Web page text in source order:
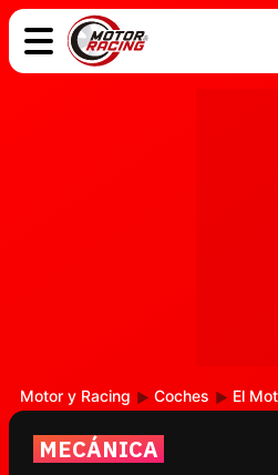
Motor y Racing Coches El
MECÁNICA